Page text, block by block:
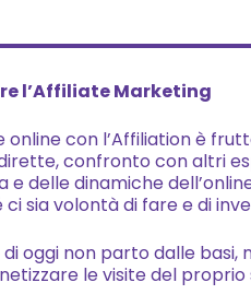
l’Affiliate Marketing
con l’Affiliation è
confronto con altri
e delle dinamiche
sia volontà di fare e di
di oggi non parto dalle
le visite del proprio